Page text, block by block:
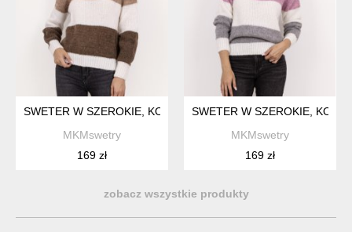
SWETER W SZEROKIE, KONTRASTOWE PASY - SWE290
MKMswetry
169 zł
SWETER W SZEROKIE,
MKMswetry
169 zł
zobacz wszystkie produkty